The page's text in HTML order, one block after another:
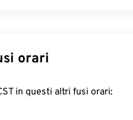
orari
in questi altri fusi orari: